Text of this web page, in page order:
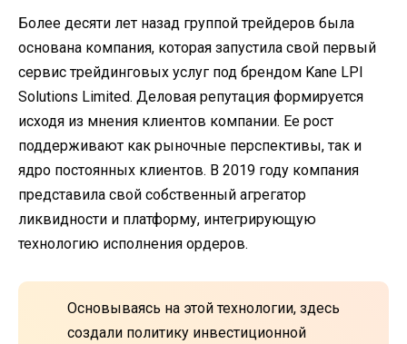
Более десяти лет назад группой трейдеров была
основана компания, которая запустила свой первый
сервис трейдинговых услуг под брендом Kane LPI
Solutions Limited. Деловая репутация формируется
исходя из мнения клиентов компании. Ее рост
поддерживают как рыночные перспективы, так и
ядро постоянных клиентов. В 2019 году компания
представила свой собственный агрегатор
ликвидности и платформу, интегрирующую
технологию исполнения ордеров.
Основываясь на этой технологии, здесь
создали политику инвестиционной